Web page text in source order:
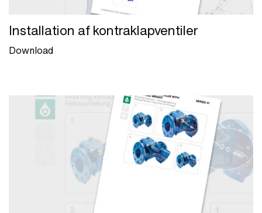
Installation af kontraklapventiler
Download